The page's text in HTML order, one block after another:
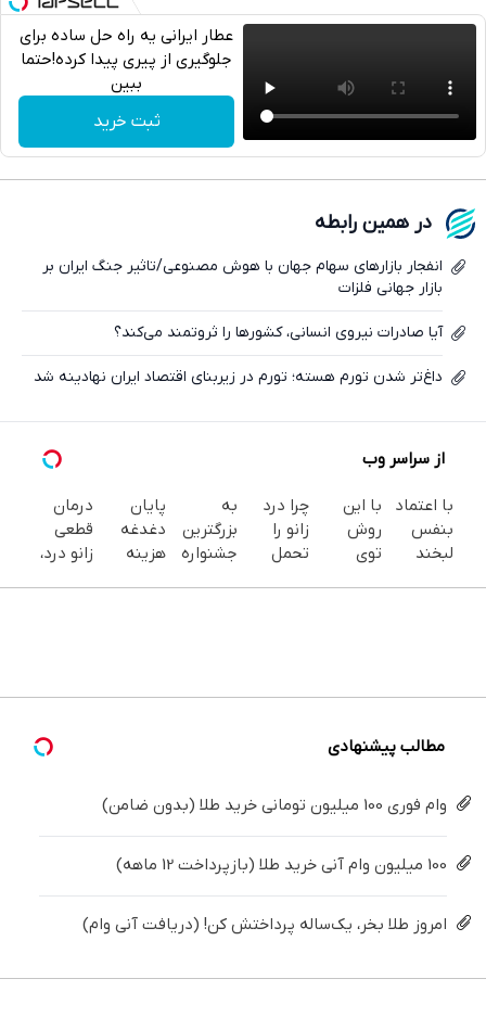
واتساپ
عطار ایرانی یه راه حل ساده برای
جلوگیری از پیری پیدا کرده!حتما
ببین
ثبت خرید
در همین رابطه
انفجار بازارهای سهام جهان با هوش مصنوعی/تاثیر جنگ ایران بر
بازار جهانی فلزات
آیا صادرات نیروی انسانی، کشورها را ثروتمند می‌کند؟
داغ‌تر شدن تورم هسته؛ تورم در زیربنای اقتصاد ایران نهادینه شد
از سراسر وب
با اعتماد
بنفس
لبخند
با این
روش
توی
چرا درد
زانو را
تحمل
کن
به
بزرگترین
جشنواره
میلیون !
پایان
دغدغه
هزینه
کننده
درمان
قطعی
زانو درد،
جراحی!
مطالب پیشنهادی
وام فوری 100 میلیون تومانی خرید طلا (بدون ضامن)
100 میلیون وام آنی خرید طلا (بازپرداخت 12 ماهه)
امروز طلا بخر، یک‌ساله پرداختش کن! (دریافت آنی وام)